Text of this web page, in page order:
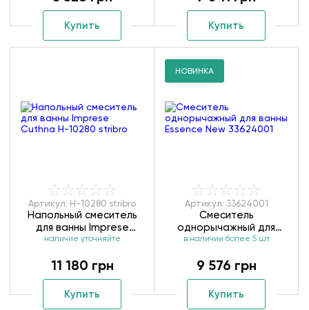
Купить Купить
Артикул: H-10280 stribro
Напольный смеситель
для ванны Imprese
Cuthna H-10280 stribro
наличие уточняйте
11 180 грн
Купить
НОВИНКА
Артикул: 33624001
Смеситель
однорычажный для
ванны Essence New
в наличии более 5 шт
9 576 грн
Купить